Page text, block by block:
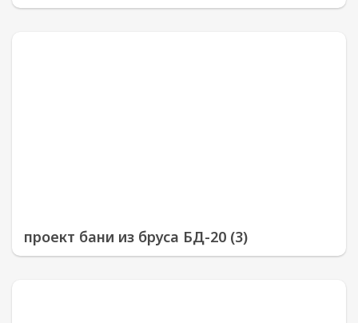
проект бани из бруса БД-20 (3)